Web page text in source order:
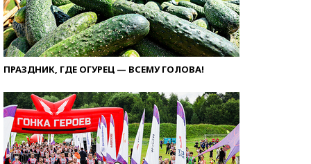
ПРАЗДНИК, ГДЕ ОГУРЕЦ — ВСЕМУ ГОЛОВА!